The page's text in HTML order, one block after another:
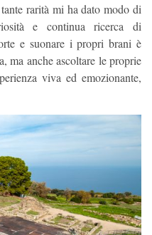
rarità mi ha dato modo di
e continua ricerca di
e suonare i propri brani è
ma anche ascoltare le proprie
viva ed emozionante,